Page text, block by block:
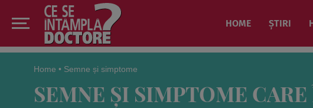
HOME ȘTIRI
Home • Semne și simptome
SEMNE ȘI SIMPTOME